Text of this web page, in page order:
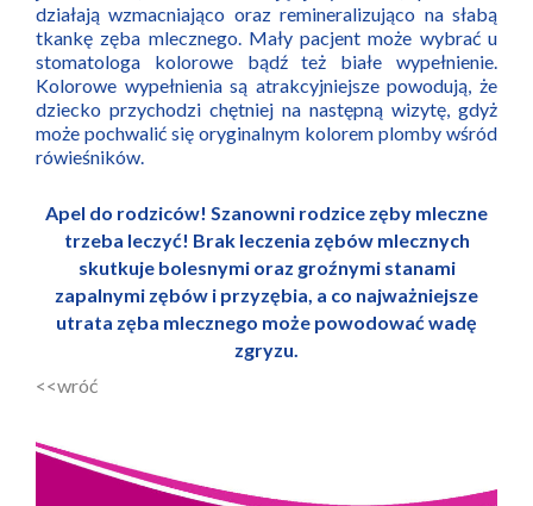
działają wzmacniająco oraz remineralizująco na słabą
tkankę zęba mlecznego. Mały pacjent może wybrać u
stomatologa kolorowe bądź też białe wypełnienie.
Kolorowe wypełnienia są atrakcyjniejsze powodują, że
dziecko przychodzi chętniej na następną wizytę, gdyż
może pochwalić się oryginalnym kolorem plomby wśród
rówieśników.
Apel do rodziców! Szanowni rodzice zęby mleczne
trzeba leczyć! Brak leczenia zębów mlecznych
skutkuje bolesnymi oraz groźnymi stanami
zapalnymi zębów i przyzębia, a co najważniejsze
utrata zęba mlecznego może powodować wadę
zgryzu.
<<wróć